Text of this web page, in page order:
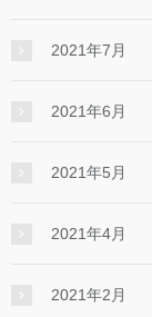
2021年7月
2021年6月
2021年5月
2021年4月
2021年2月